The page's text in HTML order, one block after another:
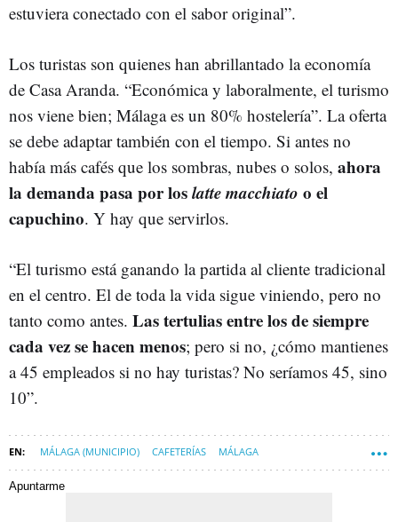
estuviera conectado con el sabor original”.
Los turistas son quienes han abrillantado la economía
de Casa Aranda. “Económica y laboralmente, el turismo
nos viene bien; Málaga es un 80% hostelería”. La oferta
se debe adaptar también con el tiempo. Si antes no
había más cafés que los sombras, nubes o solos, ahora
la demanda pasa por loslatte macchiato o el
capuchino. Y hay que servirlos.
“El turismo está ganando la partida al cliente tradicional
en el centro. El de toda la vida sigue viniendo, pero no
tanto como antes. Las tertulias entre los de siempre
cada vez se hacen menos; pero si no, ¿cómo mantienes
a 45 empleados si no hay turistas? No seríamos 45, sino
10”.
MÁLAGA (MUNICIPIO) CAFETERÍAS MÁLAGA
GASTRONOMÍA MÁLAGA
Apuntarme